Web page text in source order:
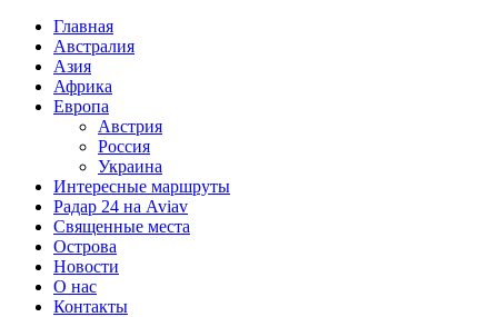
Главная
Австралия
Азия
Африка
Европа
Австрия
Россия
Украина
Интересные маршруты
Радар 24 на Aviav
Священные места
Острова
Новости
О нас
Контакты